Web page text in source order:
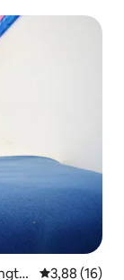
Évaluation
3,88 (16)